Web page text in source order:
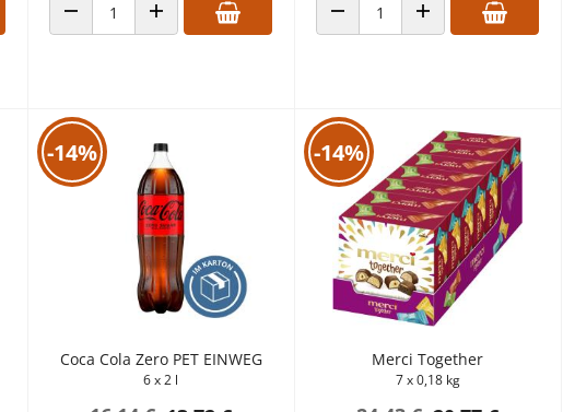
ANZAHL VERRINGERNANZAHL ERHÖHEN ANZAHL VERRINGERNANZAHL ERHÖHEN
-14%
Coca Cola Zero PET EINWEG
6 x 2 l
-14%
Merci Together
7 x 0,18 kg